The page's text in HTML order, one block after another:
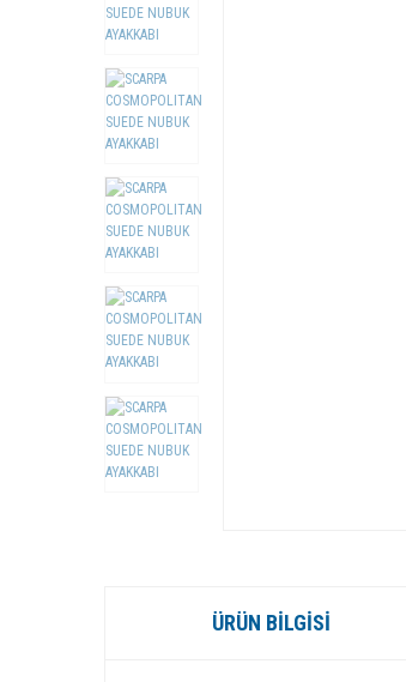
ÜRÜN BILGISI